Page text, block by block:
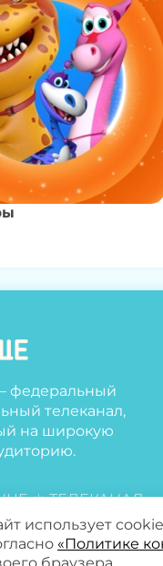
федеральный
телеканал,
на широкую
☀️ ТЕЛЕКАНАЛ
использует
«Политике